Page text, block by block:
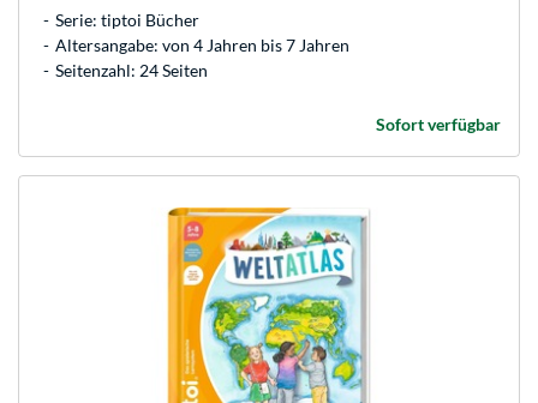
Serie: tiptoi Bücher
Altersangabe: von 4 Jahren bis 7 Jahren
Seitenzahl: 24 Seiten
Sofort verfügbar